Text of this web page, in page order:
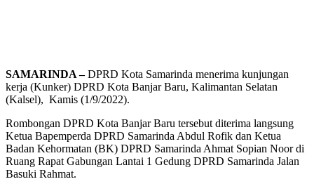
SAMARINDA –DPRD Kota Samarinda menerima kunjungan
kerja (Kunker) DPRD Kota Banjar Baru, Kalimantan Selatan
(Kalsel), Kamis (1/9/2022).
Rombongan DPRD Kota Banjar Baru tersebut diterima langsung
Ketua Bapemperda DPRD Samarinda Abdul Rofik dan Ketua
Badan Kehormatan (BK) DPRD Samarinda Ahmat Sopian Noor di
Ruang Rapat Gabungan Lantai 1 Gedung DPRD Samarinda Jalan
Basuki Rahmat.